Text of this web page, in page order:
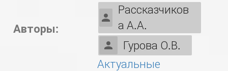
Авторы:
Рассказчиков
а А.А.
Гурова О.В.
Актуальные